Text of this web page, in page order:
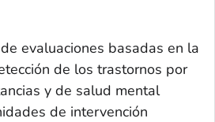
evaluaciones basadas en la
de los trastornos por
y de salud mental
de intervención